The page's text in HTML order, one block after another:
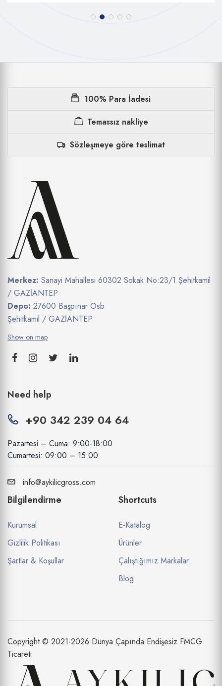
100% Para İadesi
Temassız nakliye
Sözleşmeye göre teslimat
Merkez: Sanayi Mahallesi 60302 Sokak No:23/1 Şehitkamil
/ GAZİANTEP
Depo: 27600 Başpınar Osb
Şehitkamil / GAZİANTEP
Show on map
Need help
+90 342 239 04 64
Pazartesi – Cuma: 9:00-18:00
Cumartesi: 09:00 – 15:00
info@aykilicgross.com
Bilgilendirme
Kurumsal
Gizlilik Politikası
Şartlar & Koşullar
Shortcuts
E-Katalog
Ürünler
Çalıştığımız Markalar
Blog
Copyright © 2021-2026 Dünya Çapında Endişesiz FMCG
Ticareti